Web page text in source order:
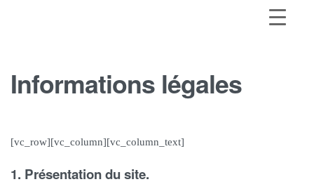
Informations légales
[vc_row][vc_column][vc_column_text]
1. Présentation du site.